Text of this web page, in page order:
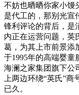
不妨也晒晒你家小馒
是代工的，那别光
锋利评论的背后，是
内正在运营问题，英
葛，为其上市前景添
于1995年的高端婴童
海澜之家集团旗下公
上两边环绕“英氏”
已久。